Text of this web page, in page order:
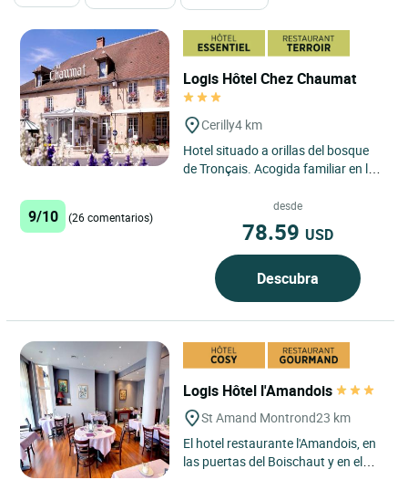
Logis Hôtel Chez Chaumat
Cerilly4 km
Hotel situado a orillas del bosque
de Tronçais. Acogida familiar en la
descubrir las distintas...
9/10 (26 comentarios)
desde
78.59 USD
Descubra
Logis Hôtel l'Amandois
St Amand Montrond23 km
El hotel restaurante l'Amandois, en
las puertas del Boischaut y en el